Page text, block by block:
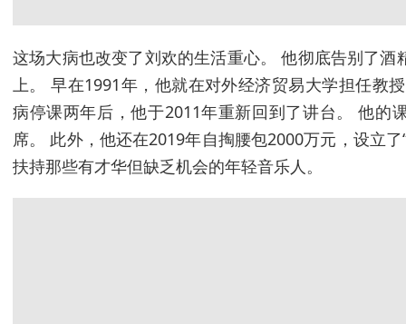
这场大病也改变了刘欢的生活重心。 他彻底告别了酒
上。 早在1991年，他就在对外经济贸易大学担任教
病停课两年后，他于2011年重新回到了讲台。 他的
席。 此外，他还在2019年自掏腰包2000万元，设立
扶持那些有才华但缺乏机会的年轻音乐人。